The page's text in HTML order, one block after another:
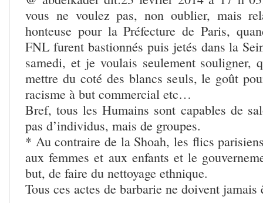
vous ne voulez pas, non oublier, mais
honteuse pour la Préfecture de Paris,
FNL furent bastionnés puis jetés dans la
samedi, et je voulais seulement souligner,
mettre du coté des blancs seuls, le goût
racisme à but commercial etc…
Bref, tous les Humains sont capables de
pas d’individus, mais de groupes.
* Au contraire de la Shoah, les flics
aux femmes et aux enfants et le
but, de faire du nettoyage ethnique.
Tous ces actes de barbarie ne doivent jamais